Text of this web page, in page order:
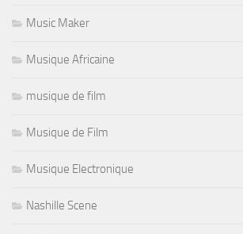
Music Maker
Musique Africaine
musique de film
Musique de Film
Musique Electronique
Nashille Scene